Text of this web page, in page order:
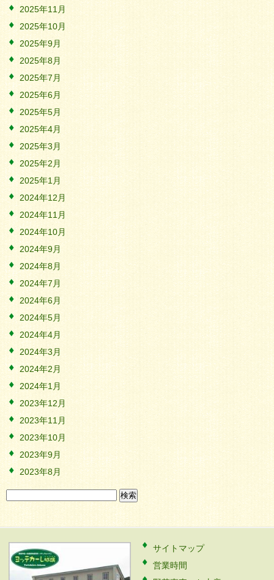
2025年11月
2025年10月
2025年9月
2025年8月
2025年7月
2025年6月
2025年5月
2025年4月
2025年3月
2025年2月
2025年1月
2024年12月
2024年11月
2024年10月
2024年9月
2024年8月
2024年7月
2024年6月
2024年5月
2024年4月
2024年3月
2024年2月
2024年1月
2023年12月
2023年11月
2023年10月
2023年9月
2023年8月
索:
サイトマップ
営業時間